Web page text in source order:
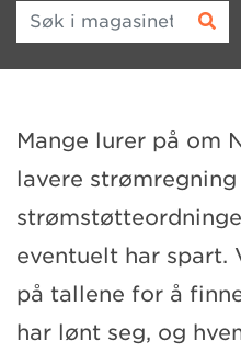
Søk i magasinet
Mange lurer på om
lavere
eventuelt har spart.
på tallene for å
har lønt seg, og